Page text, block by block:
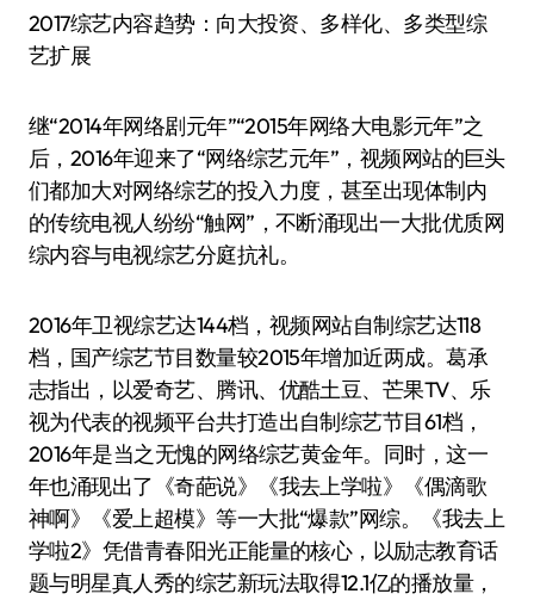
2017综艺内容趋势：向大投资、多样化、多类型综
艺扩展
继“2014年网络剧元年”“2015年网络大电影元年”之
后，2016年迎来了“网络综艺元年”，视频网站的巨头
们都加大对网络综艺的投入力度，甚至出现体制内
的传统电视人纷纷“触网”，不断涌现出一大批优质网
综内容与电视综艺分庭抗礼。
2016年卫视综艺达144档，视频网站自制综艺达118
档，国产综艺节目数量较2015年增加近两成。葛承
志指出，以爱奇艺、腾讯、优酷土豆、芒果TV、乐
视为代表的视频平台共打造出自制综艺节目61档，
2016年是当之无愧的网络综艺黄金年。同时，这一
年也涌现出了《奇葩说》《我去上学啦》《偶滴歌
神啊》《爱上超模》等一大批“爆款”网综。《我去上
学啦2》凭借青春阳光正能量的核心，以励志教育话
题与明星真人秀的综艺新玩法取得12.1亿的播放量，